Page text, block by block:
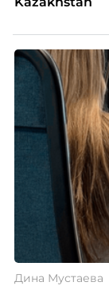
Дина Мустаева